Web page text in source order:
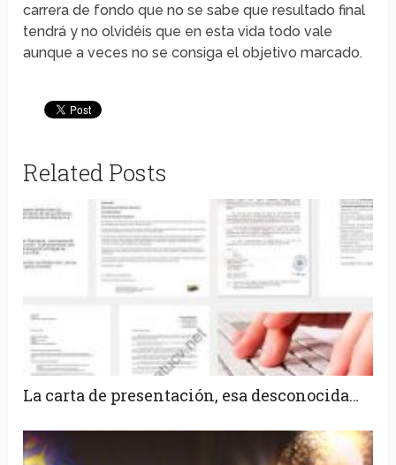
carrera de fondo que no se sabe que resultado final
tendrá y no olvidéis que en esta vida todo vale
aunque a veces no se consiga el objetivo marcado.
Related Posts
La carta de presentación, esa desconocida…